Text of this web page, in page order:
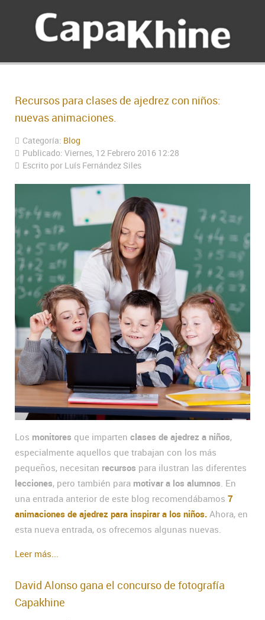
Recursos para clases de ajedrez con niños:
nuevas animaciones.
Categoría: Blog
Publicado: Viernes, 12 Febrero 2016 12:28
Escrito por Luís Fernández Siles
Los monitores que imparten clases de ajedrez a niños,
especialmente aquellos que trabajan con los más
pequeños, necesitan recursos para ilustran las diferentes
lecciones, pero también para motivar a los alumnos . En
una entrada anterior de este blog recomendábamos 7
animaciones de ajedrez para inspirar a los niños. Ahora, en
esta nueva entrada, os ofrecemos algunas nuevas.
Leer más...
David Alonso gana el concurso de fotografía
Capakhine